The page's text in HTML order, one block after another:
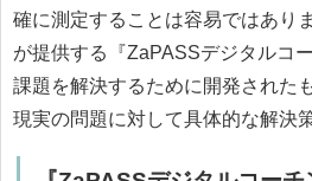
確に測定することは容易ではあり
が提供する『ZaPASSデジタルコ
課題を解決するために開発された
現実の問題に対して具体的な解決